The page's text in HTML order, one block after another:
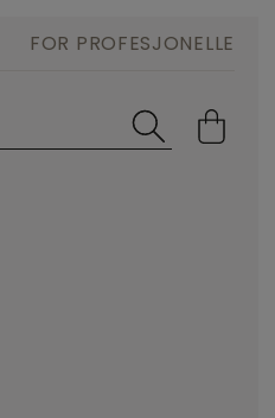
FOR PROFESJONELLE